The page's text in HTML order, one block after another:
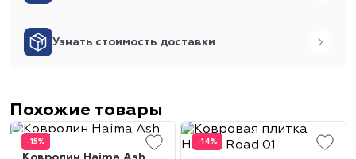
Узнать стоимость доставки
Похожие товары
-15% -14%